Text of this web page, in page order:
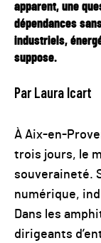
apparent, une
dépendances
industriels,
suppose.
Par Laura Icart
À Aix-en-
trois jours, le
souveraineté.
numérique,
Dans les
dirigeants